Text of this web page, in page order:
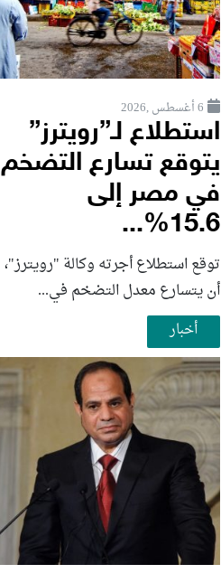
6 أغسطس ,2026
استطلاع لـ”رويترز”
يتوقع تسارع التضخم
في مصر إلى
15.6%...
توقع استطلاع أجرته وكالة "رويترز"،
أن يتسارع ‌معدل التضخم في...
أخبار